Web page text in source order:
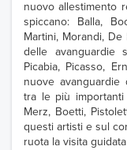
nuovo allestimento
spiccano: Balla,
Martini, Morandi,
delle avanguardie
Picabia, Picasso,
nuove
tra le più
Merz, Boetti,
questi artisti e sul
ruota la visita